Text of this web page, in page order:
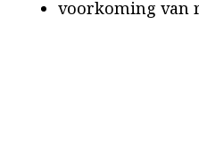
voorkoming van